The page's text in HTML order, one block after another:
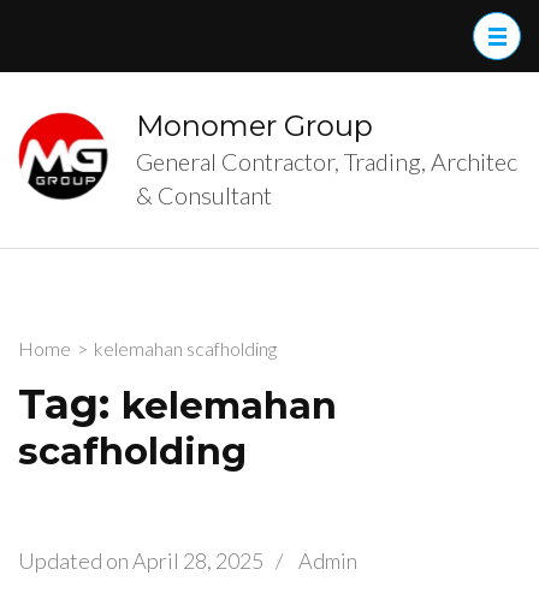
(Press
Enter)
Monomer Group
General Contractor, Trading, Architec
& Consultant
Home > kelemahan scafholding
Tag: kelemahan
scafholding
Updated onApril 28, 2025 / Admin